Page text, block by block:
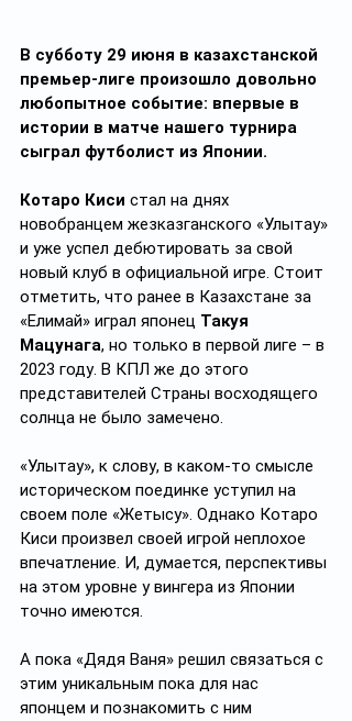
В субботу 29 июня в казахстанской
премьер-лиге произошло довольно
любопытное событие: впервые в
истории в матче нашего турнира
сыграл футболист из Японии.
Котаро Киси стал на днях
новобранцем жезказганского «Улытау»
и уже успел дебютировать за свой
новый клуб в официальной игре. Стоит
отметить, что ранее в Казахстане за
«Елимай» играл японец Такуя
Мацунага, но только в первой лиге – в
2023 году. В КПЛ же до этого
представителей Страны восходящего
солнца не было замечено.
«Улытау», к слову, в каком-то смысле
историческом поединке уступил на
своем поле «Жетысу». Однако Котаро
Киси произвел своей игрой неплохое
впечатление. И, думается, перспективы
на этом уровне у вингера из Японии
точно имеются.
А пока «Дядя Ваня» решил связаться с
этим уникальным пока для нас
японцем и познакомить с ним